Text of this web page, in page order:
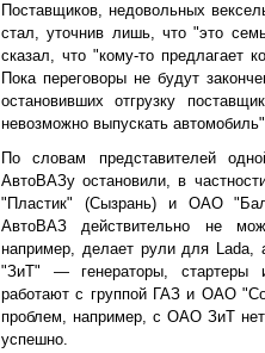
Поставщиков, недовольных
стал, уточнив лишь, что "это
сказал, что "кому-то предлагает
Пока переговоры не будут
остановивших отгрузку
невозможно выпускать
По словам представителей
АвтоВАЗу остановили, в
"Пластик" (Сызрань) и ОАО
АвтоВАЗ действительно не
например, делает рули для Lada,
"ЗиТ" — генераторы, стартеры
работают с группой ГАЗ и ОАО
проблем, например, с ОАО ЗиТ нет
успешно.